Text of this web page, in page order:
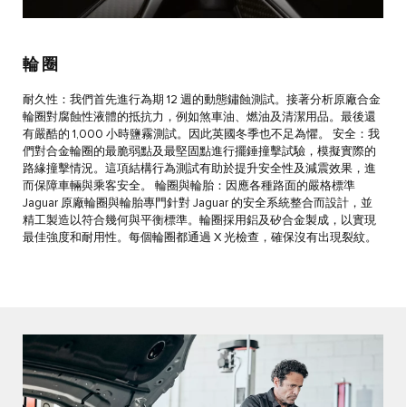
輪圈
耐久性：我們首先進行為期 12 週的動態鏽蝕測試。接著分析原廠合金
輪圈對腐蝕性液體的抵抗力，例如煞車油、燃油及清潔用品。最後還
有嚴酷的 1,000 小時鹽霧測試。因此英國冬季也不足為懼。 安全：我
們對合金輪圈的最脆弱點及最堅固點進行擺錘撞擊試驗，模擬實際的
路緣撞擊情況。這項結構行為測試有助於提升安全性及減震效果，進
而保障車輛與乘客安全。 輪圈與輪胎：因應各種路面的嚴格標準
Jaguar 原廠輪圈與輪胎專門針對 Jaguar 的安全系統整合而設計，並
精工製造以符合幾何與平衡標準。輪圈採用鋁及矽合金製成，以實現
最佳強度和耐用性。每個輪圈都通過 X 光檢查，確保沒有出現裂紋。